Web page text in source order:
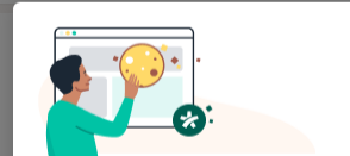
Usługi i ceny
Konsultacja psychologiczna
210 zł Szczegóły